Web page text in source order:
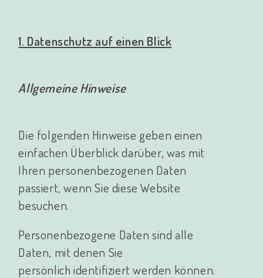
1. Datenschutz auf einen Blick
Allgemeine Hinweise
Die folgenden Hinweise geben einen
einfachen Überblick darüber, was mit
Ihren personenbezogenen Daten
passiert, wenn Sie diese Website
besuchen.
Personenbezogene Daten sind alle
Daten, mit denen Sie
persönlich identifiziert werden können.